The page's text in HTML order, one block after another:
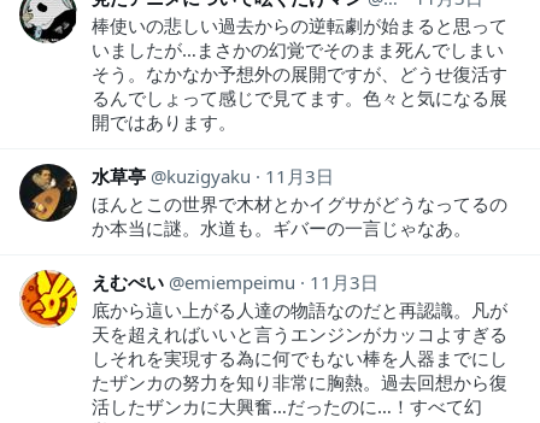
棒使いの悲しい過去からの逆転劇が始まると思って
いましたが…まさかの幻覚でそのまま死んでしまい
そう。なかなか予想外の展開ですが、どうせ復活す
るんでしょって感じで見てます。色々と気になる展
開ではあります。
水草亭 kuzigyaku
11月3日
ほんとこの世界で木材とかイグサがどうなってるの
か本当に謎。水道も。ギバーの一言じゃなあ。
えむぺい emiempeimu
11月3日
底から這い上がる人達の物語なのだと再認識。凡が
天を超えればいいと言うエンジンがカッコよすぎる
しそれを実現する為に何でもない棒を人器までにし
たザンカの努力を知り非常に胸熱。過去回想から復
活したザンカに大興奮…だったのに…！すべて幻